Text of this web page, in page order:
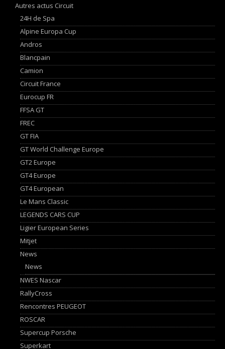
Autres actus Circuit
24H de Spa
Alpine Europa Cup
Andros
Blancpain
Camion
Circuit France
Eurocup FR
FFSA GT
FREC
GT FIA
GT World Challenge Europe
GT2 Europe
GT4 Europe
GT4 European
Le Mans Classic
LEGENDS CARS CUP
Ligier European Series
Mitjet
News
News
NWES Nascar
RallyCross
Rencontres PEUGEOT
ROSCAR
Supercup Porsche
Superkart